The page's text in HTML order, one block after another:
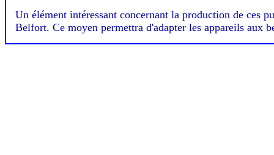
Un élément intéressant concernant la production de ces
Belfort. Ce moyen permettra d'adapter les appareils aux